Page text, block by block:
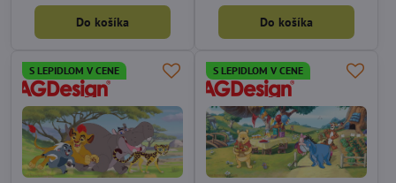
Do košíka Do košíka
S LEPIDLOM V CENE S LEPIDLOM V CENE